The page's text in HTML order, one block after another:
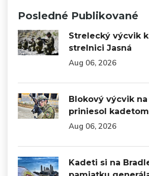
Posledné Publikované
Strelecký výcvik
strelnici Jasná
Aug 06, 2026
Blokový výcvik
priniesol
Aug 06, 2026
Kadeti si na